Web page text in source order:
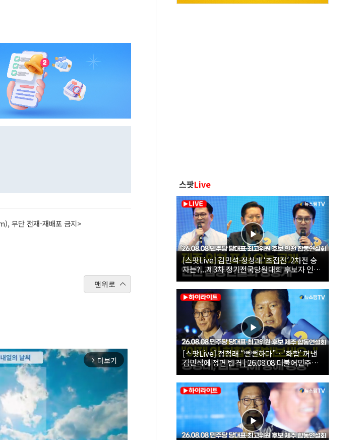
무단 전재-재배포 금지>
맨위로
arrow_forward_ios 더보기
스팟Live
[스팟Live] 김민석·정청래 ‘초접전’ 2차전 승
자는?...제3차 정기전국당원대회 후보자 인천
합동연설회 생중계 | 26.08.08
[스팟Live] 정청래 “뻔뻔하다”…‘화합’ 꺼낸
김민석에 정면 반격 | 26.08.08 더불어민주당
당대표·최고위원 후보 제주 합동연설회